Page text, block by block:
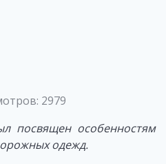
2979
посвящен особенностям
одежд.